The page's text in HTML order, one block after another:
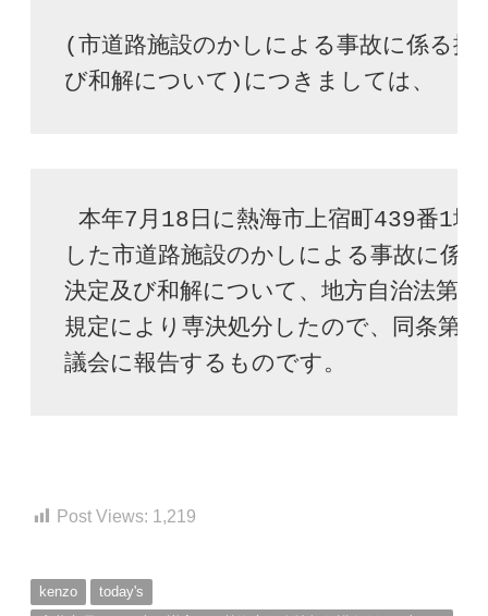
(市道路施設のかしによる事故に係る損
本年7月18日に熱海市上宿町439番1地
した市道路施設のかしによる事故に係
決定及び和解について、地方自治法第
規定により専決処分したので、同条第2
Post Views: 1,219
kenzo
today's